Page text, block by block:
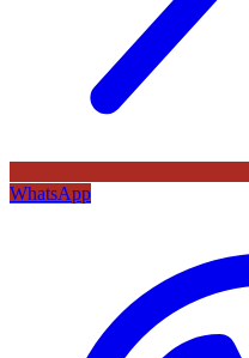
WhatsApp